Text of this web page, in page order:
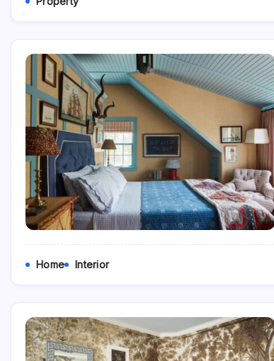
Home Interior